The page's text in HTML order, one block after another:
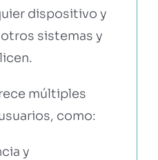
dispositivo y
sistemas y
múltiples
como:
y